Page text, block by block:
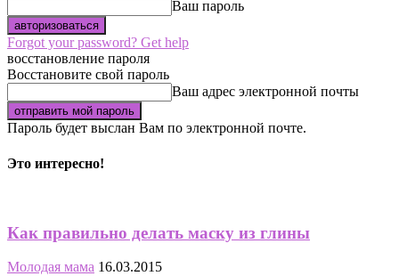
Ваш пароль
Forgot your password? Get help
восстановление пароля
Восстановите свой пароль
Ваш адрес электронной почты
Пароль будет выслан Вам по электронной почте.
Это интересно!
Как правильно делать маску из глины
Молодая мама 16.03.2015